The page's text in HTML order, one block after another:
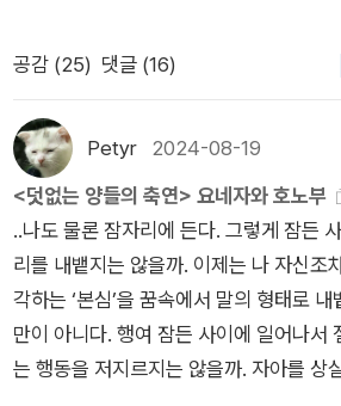
사람들의 독서모임 이야기 답게 존 딕슨
한 서양 고전 미스터리 작가, 일본의 고전
닐까 싶다. 또한 독서가를 위해 마련된 예
어서, 너무나 매력적으로 느껴지는 작품
독서가들에게 보내는 작가의 도전장 같
>! 독특한 매력을 뽐내는 이 작품! 복잡한
함께 환상의 세계에 빠져보도록 하자! 신
있고, 오래된 동화를 읽는 듯한 오묘한
아주 매력적인 독서의 시간을 보낼 수 있으니 말
들의축연 #요네자와호노부 #추리소설 #
임'이라는 독서 모임에서 쫓겨난 이야기
회장을 보지 못하는 건 아쉽다는 문장. 다
모임에서, 회장은 유독 풍만한 몸매를 자
게 올랐다. 그래, 대충 오십오 킬로그램이
저기요??????????'유독 풍만한 몸매' 이
랐'는데, 오십오 킬로그램이요? ㅋㅋㅋㅋ
나갔음? ㅋㅋㅋㅋㅋㅋㅋㅋㅋㅋㅋ'바벨
임이다. 그러니까 회장 역시 대학생인데,
인 여성이 '유독 풍만한 몸매' 이며 '살이
오 킬로그램이라니, 너무하잖아요. 그건
마나 간절히 바랐던 여행인가. 여동생도
거치며 좀처럼 아이들을 두고 여행을 하기
결혼 후 아이를 낳고 지금까지 육아에 힘
딘가를 다녀오기 어려웠던 터. 이번에 어
2박3일로 호치민에 다녀올 수 있었다. 가
렇지만 나 역시 너무나 설레고 기대가 컸
편하고 행복했다. 함께 걷는 것도 좋았고
좋았다. 첫날 호텔에 도착해 체크인하고
나와 함께 분짜를 먹고 열심히 걷고나서
먹자고 단결하여 호치민에서 갈비살, 김
ㅋ 그리고 편의점에 들러 실컷 장봐가지
공감 (25) 댓글 (16)
Petyr 2024-08-19
<덧없는 양들의 축연> 요네자와 호노부
..나도 물론 잠자리에 든다. 그렇게 잠든
리를 내뱉지는 않을까. 이제는 나 자신조
각하는 ‘본심’을 꿈속에서 말의 형태로
만이 아니다. 행여 잠든 사이에 일어나서
는 행동을 저지르지는 않을까. 자아를 상